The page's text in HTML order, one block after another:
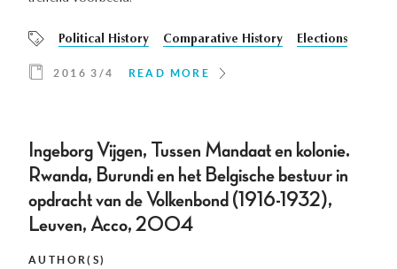
Political History Comparative History Elections
2016 3/4 READ MORE
Ingeborg Vijgen, Tussen Mandaat en kolonie.
Rwanda, Burundi en het Belgische bestuur in
opdracht van de Volkenbond (1916-1932),
Leuven, Acco, 2004
AUTHOR(S)